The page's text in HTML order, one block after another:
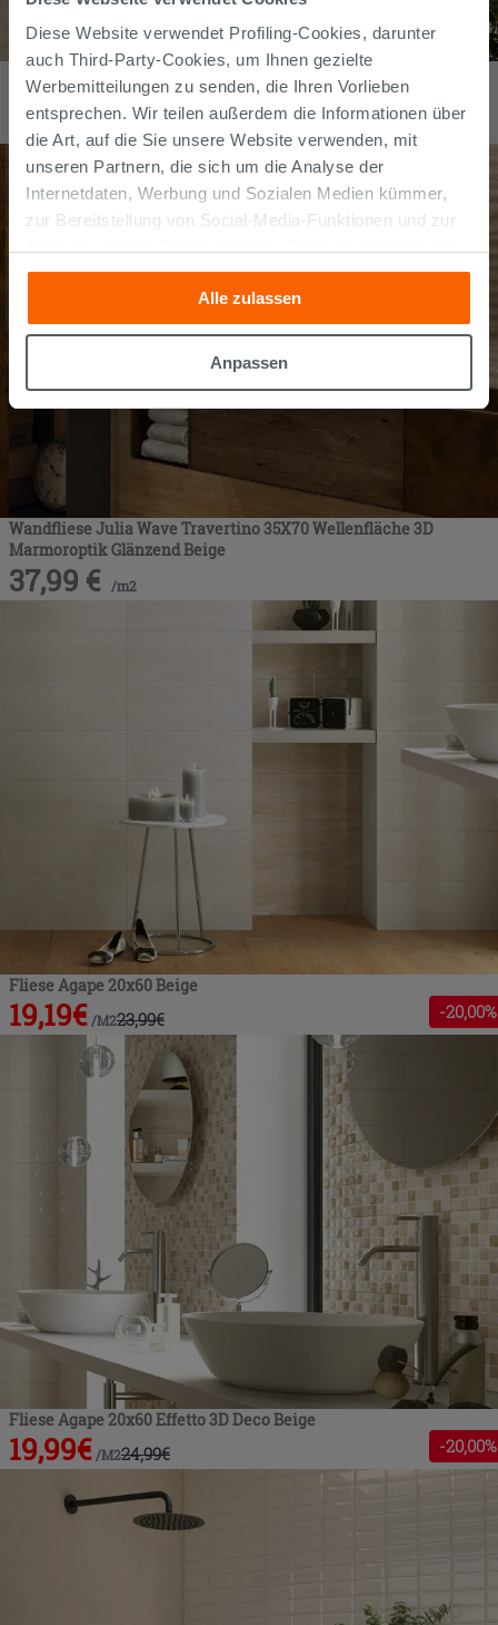
Diese Website verwendet Profiling-Cookies, darunter
auch Third-Party-Cookies, um Ihnen gezielte
Werbemitteilungen zu senden, die Ihren Vorlieben
entsprechen. Wir teilen außerdem die Informationen über
die Art, auf die Sie unsere Website verwenden, mit
unseren Partnern, die sich um die Analyse der
Internetdaten, Werbung und Sozialen Medien kümmer,
zur Bereitstellung von Social-Media-Funktionen und zur
anderen Informationen, die Sie ihnen geliefert haben oder
die sie aufgrund Ihrer Verwendung ihrer Dienste
gesammelt haben, kombinieren. Falls Sie mehr wissen
möchten oder Ihre Zustimmung zu allen oder einigen
Zustimmung kann durch Klicken auf die Schaltfläche
„Cookies akzeptieren“ gegeben werden. Wenn Sie auf
die Schaltfläche "X" klicken, können Sie das Surfen erst
nach der Installation der technischen Cookies fortsetzen.
Alle zulassen
Anpassen
Fliese Onyx Beige poliert glänzend 60x120 Feinsteinzeug
Onyxoptik Beige
62,99€
Wandfliese Julia Wave Travertino 35X70 Wellenfläche 3D
Marmoroptik Glänzend Beige
37,99 € /m2
Fliese Agape 20x60 Beige
19,19€ /M223,99€ -20,00%
Fliese Agape 20x60 Effetto 3D Deco Beige
19,99€ /M224,99€ -20,00%